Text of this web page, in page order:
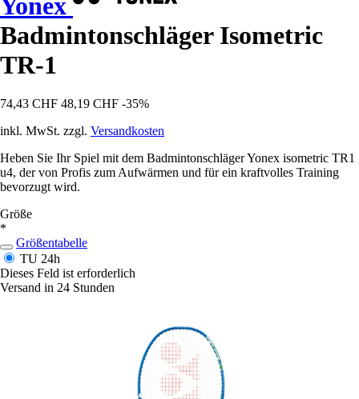
Badmintonschläger Isometric
TR-1
74,43 CHF 48,19 CHF -35%
inkl. MwSt. zzgl. Versandkosten
Heben Sie Ihr Spiel mit dem Badmintonschläger Yonex isometric TR1
u4, der von Profis zum Aufwärmen und für ein kraftvolles Training
bevorzugt wird.
Größe
*
Größentabelle
TU 24h
Dieses Feld ist erforderlich
Versand in 24 Stunden